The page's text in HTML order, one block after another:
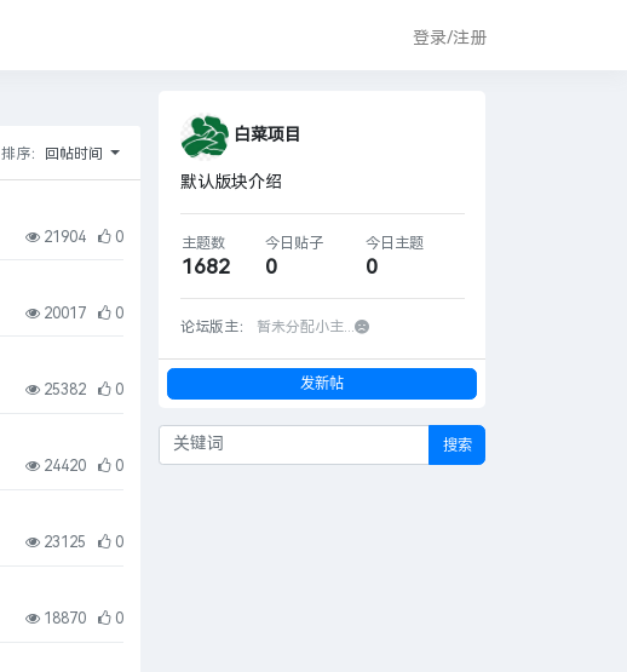
登录/注册
排序： 回帖时间
21904 0
20017 0
25382 0
24420 0
23125 0
18870 0
白菜项目
默认版块介绍
主题数
1682
今日贴子
0
今日主题
0
论坛版主： 暂未分配小主...
发新帖
搜索